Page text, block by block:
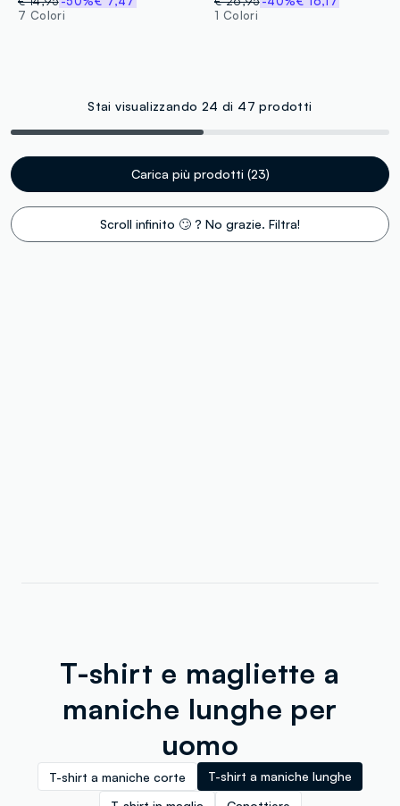
7 Colori
1 Colori
Stai visualizzando 24 di 47 prodotti
Carica più prodotti (23)
Scroll infinito 🙄 ? No grazie. Filtra!
T-shirt e magliette a
maniche lunghe per
uomo
T-shirt a maniche corte
T-shirt a maniche lunghe